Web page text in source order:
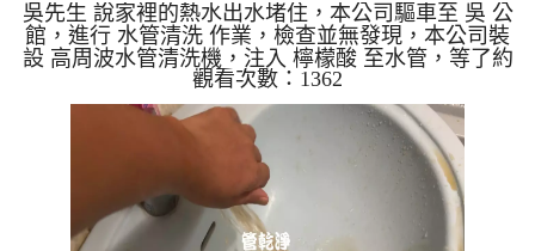
水管
吳先生 說家裡的熱水出水堵住，本公司驅車至 吳 公
館，進行 水管清洗 作業，檢查並無發現，本公司裝
設 高周波水管清洗機，注入 檸檬酸 至水管，等了約
15分，開啟 水管清洗機 ，啟動 螺旋波 模式，一洗水
管就流出髒水，還掉出一塊塊異物，看起來就像是巧
克力脆片，兩個多小時後，出水變乾淨熱水出水量也
恢復了。 如是自來水，如水管老化，會產生鐵鏽跟
泥沙堆積，洗出來的水就會是咖啡色，地下水含有氧
化錳，管壁上會結成黑色管垢，洗出來的水會跟石油
一樣黑，有些洗出綠色的水，是因為裡面有銅的物
質，生鏽產生銅綠，...
觀看次數：1362